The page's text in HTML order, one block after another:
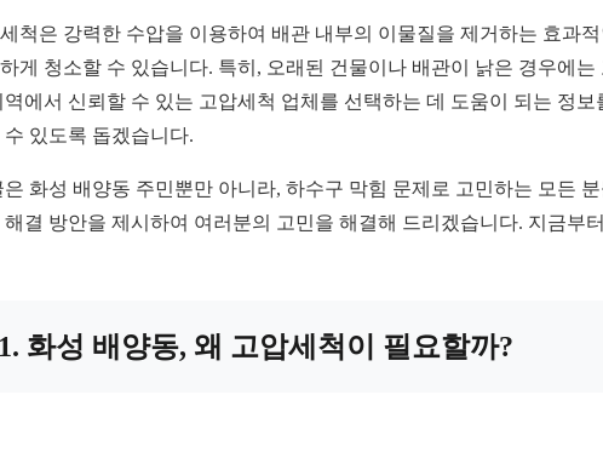
척은 강력한 수압을 이용하여 배관 내부의 이물질을 제거하는 효과
게 청소할 수 있습니다. 특히, 오래된 건물이나 배관이 낡은 경우에
역에서 신뢰할 수 있는 고압세척 업체를 선택하는 데 도움이 되는 정
수 있도록 돕겠습니다.
은 화성 배양동 주민뿐만 아니라, 하수구 막힘 문제로 고민하는 모든
해결 방안을 제시하여 여러분의 고민을 해결해 드리겠습니다. 지금
화성 배양동, 왜 고압세척이 필요할까?